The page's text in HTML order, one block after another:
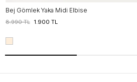
Bej Gömlek Yaka Midi Elbise
1.900 TL
8.990 TL